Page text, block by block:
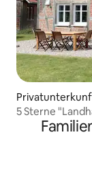
5 Sterne